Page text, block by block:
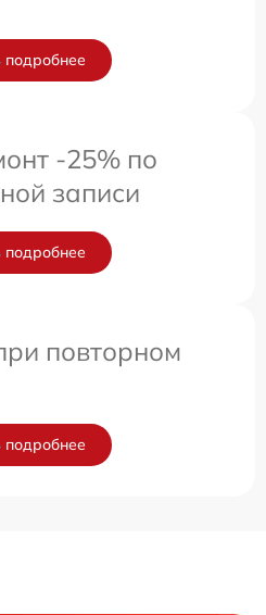
подробнее
-25% по
записи
подробнее
повторном
подробнее